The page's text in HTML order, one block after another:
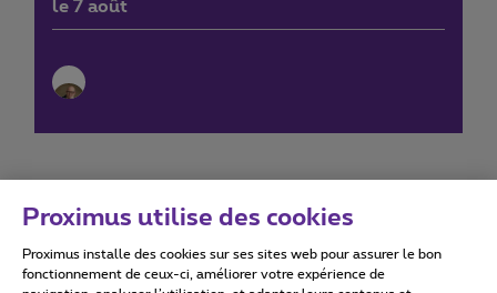
le 7 août
Conditions d'utilisation Accessibility statement
Proximus utilise des cookies
Proximus installe des cookies sur ses sites web pour assurer le bon
fonctionnement de ceux-ci, améliorer votre expérience de